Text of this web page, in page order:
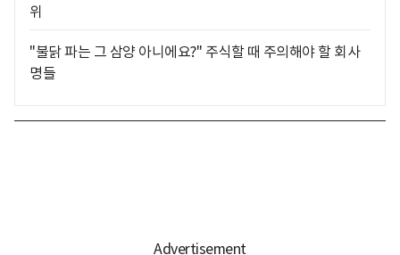
위
"불닭 파는 그 삼양 아니에요?" 주식할 때 주의해야 할 회사
명들